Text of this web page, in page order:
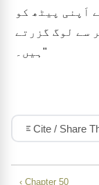
اَپنی پیٹھ کو
سے لوگ گزرتے
ہیں۔"
Cite / Share
‹ Chapter 50